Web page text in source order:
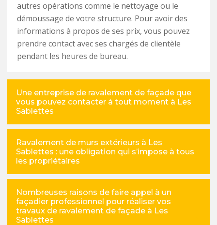
autres opérations comme le nettoyage ou le
démoussage de votre structure. Pour avoir des
informations à propos de ses prix, vous pouvez
prendre contact avec ses chargés de clientèle
pendant les heures de bureau.
Une entreprise de ravalement de façade que
vous pouvez contacter à tout moment à Les
Sablettes
Ravalement de murs extérieurs à Les
Sablettes : une obligation qui s’impose à tous
les propriétaires
Nombreuses raisons de faire appel à un
façadier professionnel pour réaliser vos
travaux de ravalement de façade à Les
Sablettes